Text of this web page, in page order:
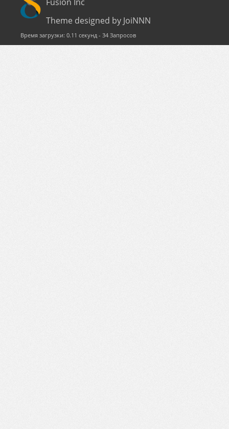
Fusion Inc
Theme designed by JoiNNN
Время загрузки: 0.11 секунд - 34 Запросов